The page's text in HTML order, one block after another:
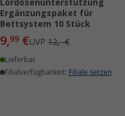
Lordosenunterstützung
Ergänzungspaket für
Bettsystem 10 Stück
9,99 €UVP 12,- €
Lieferbar
Filialverfügbarkeit: Filiale setzen